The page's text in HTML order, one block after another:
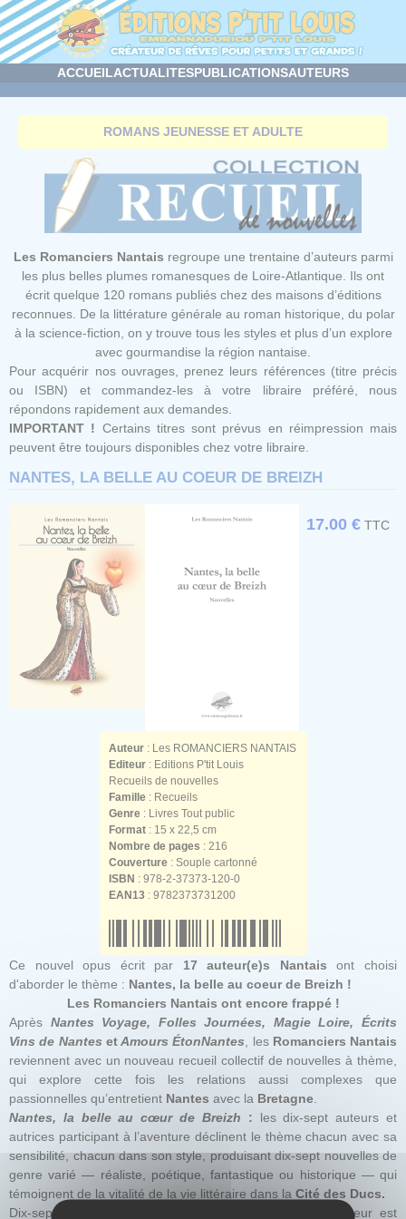
ACCUEILACTUALITESPUBLICATIONSAUTEURS
ROMANS JEUNESSE ET ADULTE
Les Romanciers Nantais regroupe une trentaine d’auteurs parmi
les plus belles plumes romanesques de Loire-Atlantique. Ils ont
écrit quelque 120 romans publiés chez des maisons d’éditions
reconnues. De la littérature générale au roman historique, du polar
à la science-fiction, on y trouve tous les styles et plus d’un explore
avec gourmandise la région nantaise.
Pour acquérir nos ouvrages, prenez leurs références (titre précis
ou ISBN) et commandez-les à votre libraire préféré, nous
répondons rapidement aux demandes.
IMPORTANT ! Certains titres sont prévus en réimpression mais
peuvent être toujours disponibles chez votre libraire.
NANTES, LA BELLE AU COEUR DE BREIZH
17.00 € TTC
Auteur: Les ROMANCIERS NANTAIS
Editeur: Editions P'tit Louis
Recueils de nouvelles
Famille: Recueils
Genre: Livres Tout public
Format: 15 x 22,5 cm
Nombre de pages : 216
Couverture: Souple cartonné
ISBN : 978-2-37373-120-0
EAN13: 9782373731200
Ce nouvel opus écrit par 17 auteur(e)s Nantais ont choisi
d'aborder le thème : Nantes, la belle au coeur de Breizh !
Les Romanciers Nantais ont encore frappé !
Après Nantes Voyage, Folles Journées, Magie Loire, Écrits
Vins de Nantes etAmours ÉtonNantes , les Romanciers Nantais
reviennent avec un nouveau recueil collectif de nouvelles à thème,
qui explore cette fois les relations aussi complexes que
passionnelles qu’entretient Nantes avec la Bretagne
Nantes, la belle au cœur de Breizh : les dix-sept auteurs et
autrices participant à l’aventure déclinent le thème chacun avec sa
sensibilité, chacun dans son style, produisant dix-sept nouvelles de
genre varié — réaliste, poétique, fantastique ou historique — qui
témoignent de la vitalité de la vie littéraire dans la Cité des Ducs.
Dix-sept plumes, dix-sept nuances de
. Le lecteur est
Panneau de gestion des cookies